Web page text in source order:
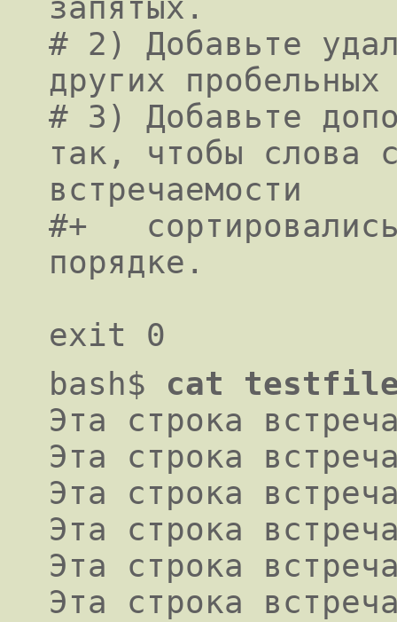
запятых.
# 2) Добавьте
других
# 3) Добавьте
так, чтобы слова
встречаемости
#+
порядке.
bash$
cat
Эта строка
Эта строка
Эта строка
Эта строка
Эта строка
Эта строка